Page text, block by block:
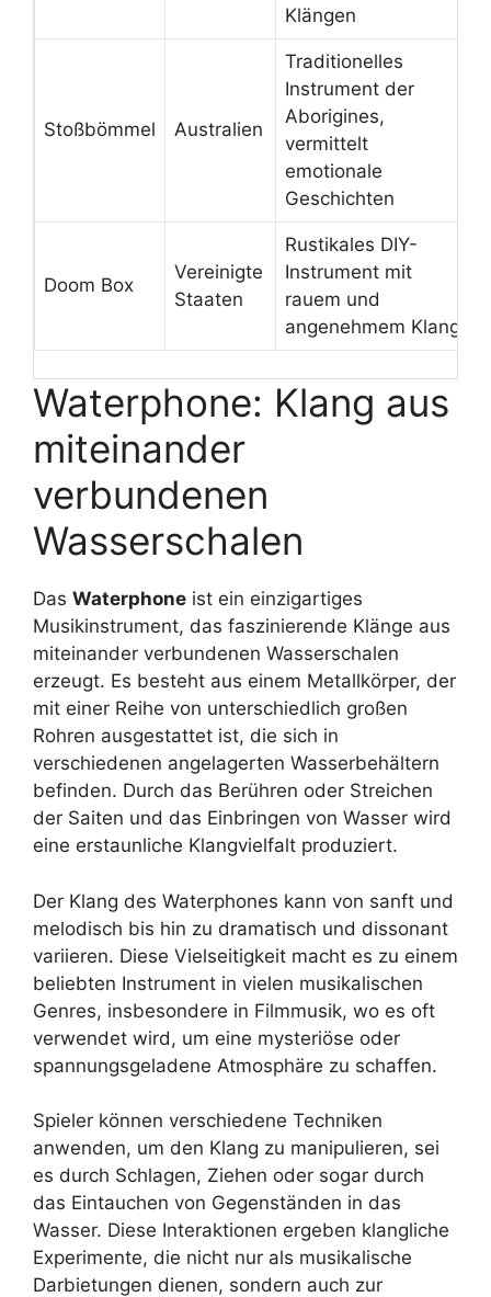
Klängen
Stoßbömmel Australien
Traditionelles
Instrument der
Aborigines,
vermittelt
emotionale
Geschichten
Doom Box
Vereinigte
Staaten
Rustikales DIY-
Instrument mit
rauem und
angenehmem Klang
Waterphone: Klang aus
miteinander
verbundenen
Wasserschalen
Das Waterphone ist ein einzigartiges
Musikinstrument, das faszinierende Klänge aus
miteinander verbundenen Wasserschalen
erzeugt. Es besteht aus einem Metallkörper, der
mit einer Reihe von unterschiedlich großen
Rohren ausgestattet ist, die sich in
verschiedenen angelagerten Wasserbehältern
befinden. Durch das Berühren oder Streichen
der Saiten und das Einbringen von Wasser wird
eine erstaunliche Klangvielfalt produziert.
Der Klang des Waterphones kann von sanft und
melodisch bis hin zu dramatisch und dissonant
variieren. Diese Vielseitigkeit macht es zu einem
beliebten Instrument in vielen musikalischen
Genres, insbesondere in Filmmusik, wo es oft
verwendet wird, um eine mysteriöse oder
spannungsgeladene Atmosphäre zu schaffen.
Spieler können verschiedene Techniken
anwenden, um den Klang zu manipulieren, sei
es durch Schlagen, Ziehen oder sogar durch
das Eintauchen von Gegenständen in das
Wasser. Diese Interaktionen ergeben klangliche
Experimente, die nicht nur als musikalische
Darbietungen dienen, sondern auch zur